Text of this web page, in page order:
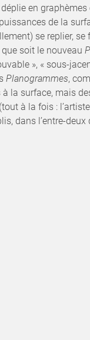
en
de la
se replier,
soit le nouveau
», « sous-
Planogrammes,
la surface, mais
à la fois :
dans l’entre-